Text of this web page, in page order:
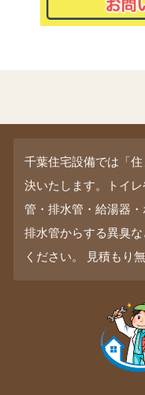
千葉住宅設備では「
決いたします。トイ
管・排水管・給湯器
排水管からする異臭
ください。 見積もり